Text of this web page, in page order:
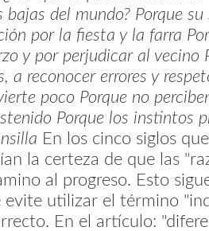
bajas del mundo? Porque
por la fiesta y la farra
y por perjudicar al vecino
a reconocer errores y
poco Porque no
Porque los instintos
En los cinco siglos
la certeza de que las
al progreso. Esto
evite utilizar el término
En el artículo: